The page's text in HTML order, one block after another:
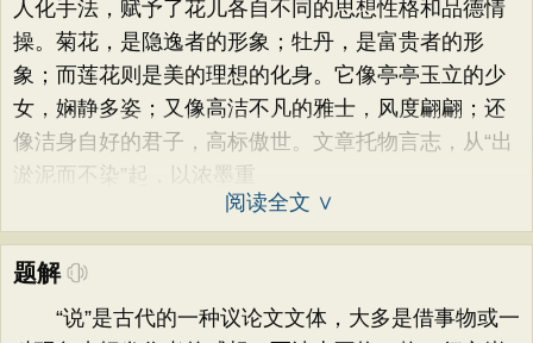
人化手法，赋予了花儿各自不同的思想性格和品德情
操。菊花，是隐逸者的形象；牡丹，是富贵者的形
象；而莲花则是美的理想的化身。它像亭亭玉立的少
女，娴静多姿；又像高洁不凡的雅士，风度翩翩；还
像洁身自好的君子，高标傲世。文章托物言志，从“出
淤泥而不染”起，以浓墨重
阅读全文 ∨
题解
“说”是古代的一种议论文文体，大多是借事物或一